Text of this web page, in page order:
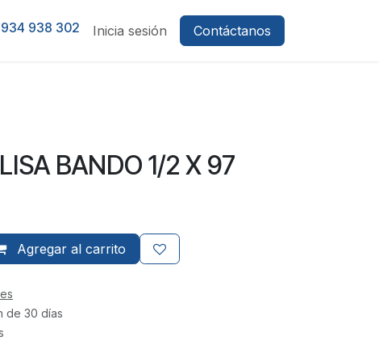
938 302 Inicia sesión Contáctanos
BANDO 1/2 X 97
Agregar al carrito
de 30 días